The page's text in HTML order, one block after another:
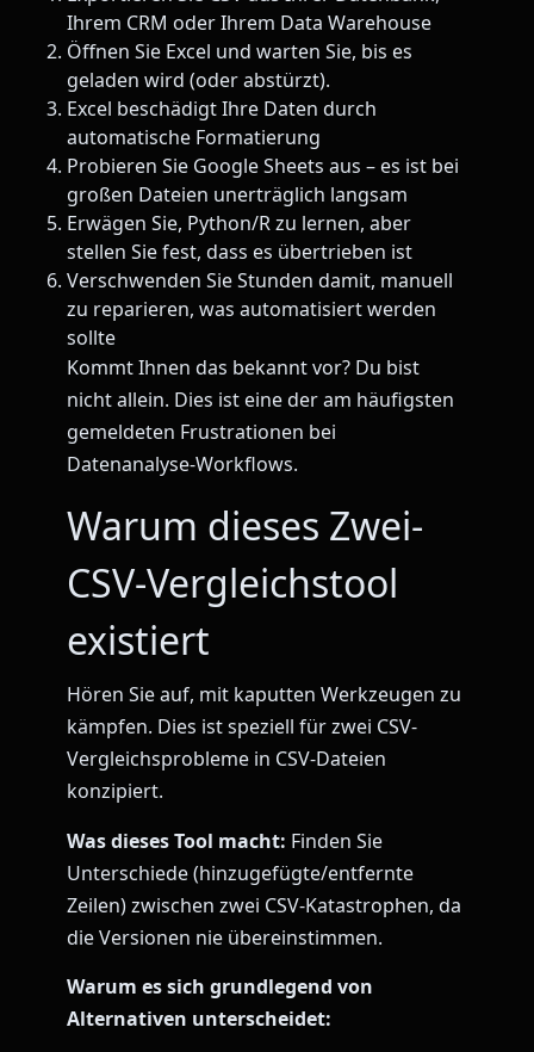
Ihrem CRM oder Ihrem Data Warehouse
Öffnen Sie Excel und warten Sie, bis es
geladen wird (oder abstürzt).
Excel beschädigt Ihre Daten durch
automatische Formatierung
Probieren Sie Google Sheets aus – es ist bei
großen Dateien unerträglich langsam
Erwägen Sie, Python/R zu lernen, aber
stellen Sie fest, dass es übertrieben ist
Verschwenden Sie Stunden damit, manuell
zu reparieren, was automatisiert werden
sollte
Kommt Ihnen das bekannt vor? Du bist
nicht allein. Dies ist eine der am häufigsten
gemeldeten Frustrationen bei
Datenanalyse-Workflows.
Warum dieses Zwei-
CSV-Vergleichstool
existiert
Hören Sie auf, mit kaputten Werkzeugen zu
kämpfen. Dies ist speziell für zwei CSV-
Vergleichsprobleme in CSV-Dateien
konzipiert.
Was dieses Tool macht: Finden Sie
Unterschiede (hinzugefügte/entfernte
Zeilen) zwischen zwei CSV-Katastrophen, da
die Versionen nie übereinstimmen.
Warum es sich grundlegend von
Alternativen unterscheidet: